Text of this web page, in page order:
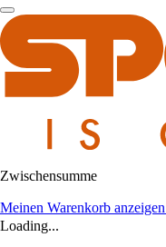
Zwischensumme
Meinen Warenkorb anzeigen
Loading...